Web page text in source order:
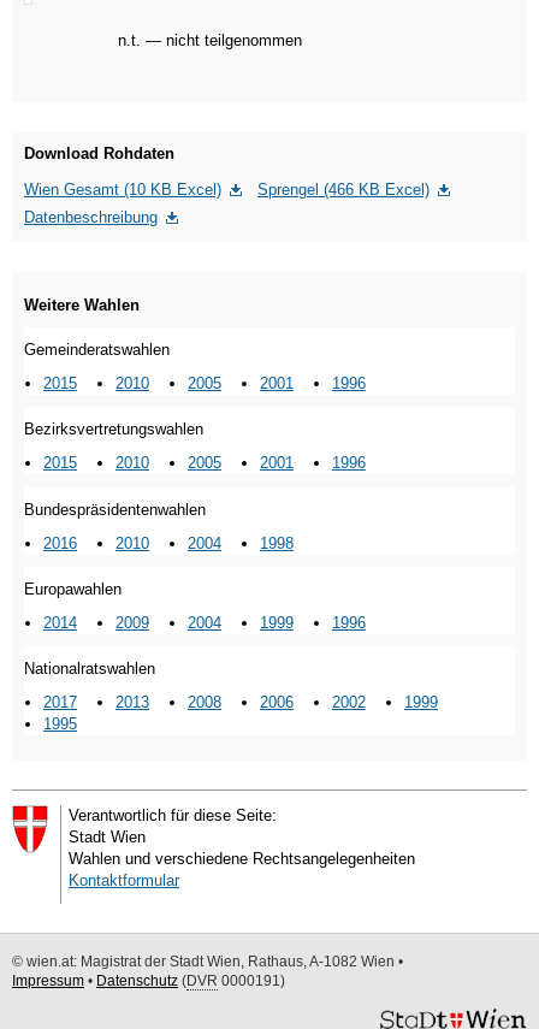
n.t. — nicht teilgenommen
Download Rohdaten
Wien Gesamt (10 KB Excel)
Sprengel (466 KB Excel)
Datenbeschreibung
Weitere Wahlen
Gemeinderatswahlen
2015
2010 2005 2001 1996
Bezirksvertretungswahlen
2015
2010 2005 2001 1996
Bundespräsidentenwahlen
2016
2010 2004 1998
Europawahlen
2014
2009 2004 1999 1996
Nationalratswahlen
2017
2013 2008 2006 2002
1999
1995
Verantwortlich für diese Seite:
Stadt Wien
Wahlen und verschiedene Rechtsangelegenheiten
Kontaktformular
© wien.at: Magistrat der Stadt Wien, Rathaus, A-1082 Wien •
Impressum • Datenschutz (DVR 0000191)